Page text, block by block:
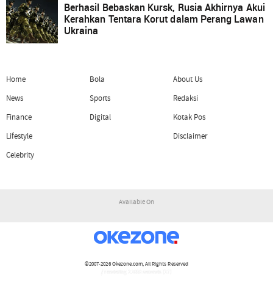
Berhasil Bebaskan Kursk, Rusia Akhirnya Akui
Kerahkan Tentara Korut dalam Perang Lawan
Ukraina
Home
News
Finance
Lifestyle
Celebrity
Bola
Sports
Digital
About Us
Redaksi
Kotak Pos
Disclaimer
Available On
©2007-2026Okezone.com, All Rights Reserved